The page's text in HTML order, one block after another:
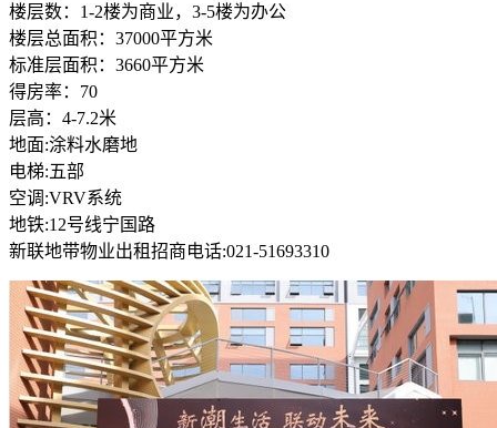
楼层数：1-2楼为商业，3-5楼为办公
楼层总面积：37000平方米
标准层面积：3660平方米
得房率：70
层高：4-7.2米
地面:涂料水磨地
电梯:五部
空调:VRV系统
地铁:12号线宁国路
新联地带物业出租招商电话:021-51693310